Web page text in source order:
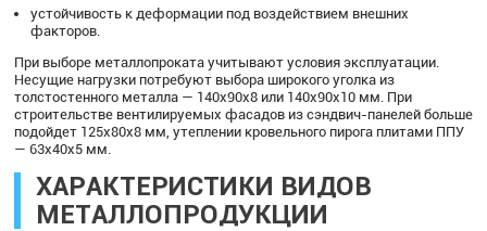
устойчивость к деформации под воздействием внешних
факторов.
При выборе металлопроката учитывают условия эксплуатации.
Несущие нагрузки потребуют выбора широкого уголка из
толстостенного металла — 140х90х8 или 140х90х10 мм. При
строительстве вентилируемых фасадов из сэндвич-панелей больше
подойдет 125х80х8 мм, утеплении кровельного пирога плитами ППУ
— 63х40х5 мм.
ХАРАКТЕРИСТИКИ ВИДОВ
МЕТАЛЛОПРОДУКЦИИ